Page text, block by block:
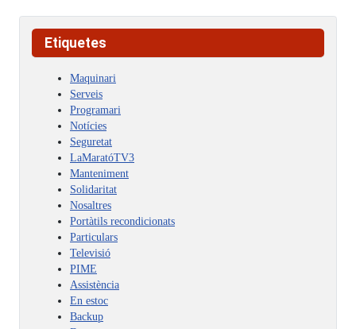
Etiquetes
Maquinari
Serveis
Programari
Notícies
Seguretat
LaMaratóTV3
Manteniment
Solidaritat
Nosaltres
Portàtils recondicionats
Particulars
Televisió
PIME
Assistència
En estoc
Backup